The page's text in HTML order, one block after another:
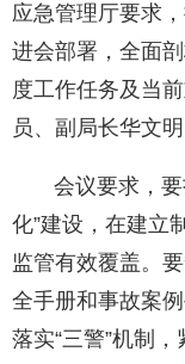
应急管理厅要求
进会部署，全面
度工作任务及当
员、副局长华文
会议要求，要
化”建设，在建立
监管有效覆盖。
全手册和事故案
落实“三警”机制